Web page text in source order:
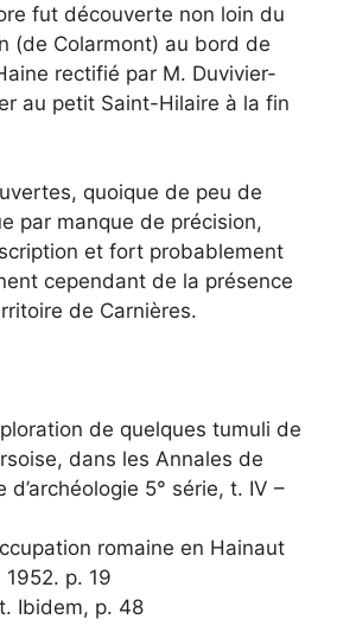
fut découverte non loin du
(de Colarmont) au bord de
rectifié par M. Duvivier-
au petit Saint-Hilaire à la fin
quoique de peu de
par manque de précision,
et fort probablement
cependant de la présence
de Carnières.
de quelques tumuli de
dans les Annales de
d’archéologie 5° série, t. IV –
romaine en Hainaut
p. 19
Ibidem, p. 48